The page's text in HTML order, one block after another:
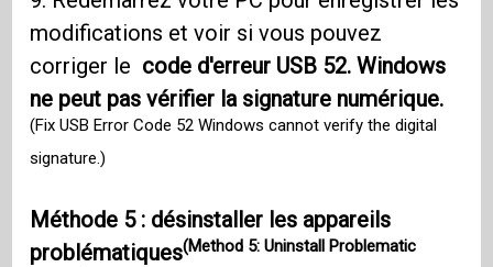
modifications et voir si vous pouvez
corriger le code d'erreur USB 52. Windows
ne peut pas vérifier la signature numérique.
(Fix USB Error Code 52 Windows cannot verify the digital
signature.)
Méthode 5 : désinstaller les appareils
problématiques(Method 5: Uninstall Problematic